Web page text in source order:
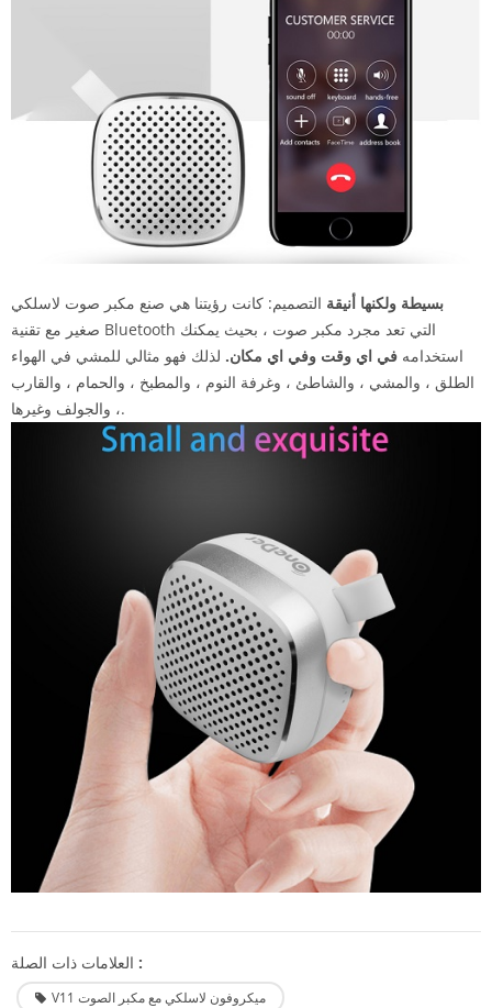
بسيطة ولكنها أنيقة التصميم: كانت رؤيتنا هي صنع مكبر صوت لاسلكي
صغير مع تقنية Bluetooth التي تعد مجرد مكبر صوت ، بحيث يمكنك
استخدامه في اي وقت وفي اي مكان. لذلك فهو مثالي للمشي في الهواء
الطلق ، والمشي ، والشاطئ ، وغرفة النوم ، والمطبخ ، والحمام ، والقارب
، والجولف وغيرها.
العلامات ذات الصلة :
V11 ميكروفون لاسلكي مع مكبر الصوت